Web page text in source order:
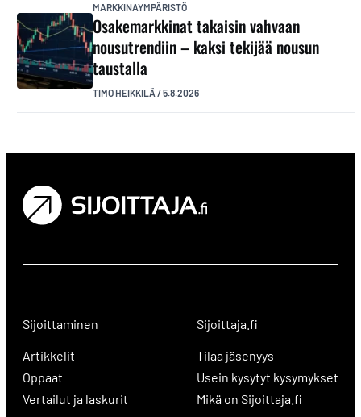
MARKKINAYMPÄRISTÖ
Osakemarkkinat takaisin vahvaan
nousutrendiin – kaksi tekijää nousun
taustalla
TIMO HEIKKILÄ /5.8.2026
Sijoittaminen
Artikkelit
Oppaat
Vertailut ja laskurit
Sijoittaja.fi
Tilaa jäsenyys
Usein kysytyt kysymykset
Mikä on Sijoittaja.fi